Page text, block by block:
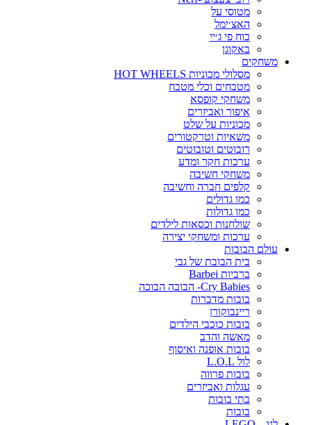
מטוסי על
האצ׳ימל
כוח פי ג׳יי
באקוגן
משחקים
מסלולי מכוניות HOT WHEELS
מטבחים וכלי מטבח
משחקי קופסא
איפור ואביזרים
מכוניות על שלט
משאיות וטרקטורים
רובוטים וטובוטים
ערכות חקר ומדע
משחקי חשיבה
קלפים חברה וחשיבה
כמו גדולים
כמו גדולות
שולחנות וכסאות לילדים
ערכות ומשחקי יצירה
עולם הבובות
בית הבובת של גבי
ברביות Barbei
Cry Babies- הבובה הבוכה
בובות מדברות
ריינבוקורן
בובות כוכבי הילדים
מאשה והדב
בובות אופנה ואיסוף
לול L.O.L
בובות פרווה
עגלות ואביזרים
בתי בובות
בובות